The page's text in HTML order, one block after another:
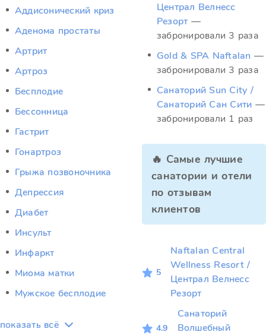
Аддисонический криз
Аденома простаты
Артрит
Артроз
Бесплодие
Бессонница
Гастрит
Гонартроз
Грыжа позвоночника
Депрессия
Диабет
Инсульт
Инфаркт
Миома матки
Мужское бесплодие
показать всё
Централ Велнесс
Резорт —
забронировали 3 раза
Gold & SPA Naftalan —
забронировали 3 раза
Санаторий Sun City /
Санаторий Сан Сити —
забронировали 1 раз
🔥 Самые лучшие
санатории и отели
по отзывам
клиентов
5
Naftalan Central
Wellness Resort /
Централ Велнесс
Резорт
4.9
Санаторий
Волшебный